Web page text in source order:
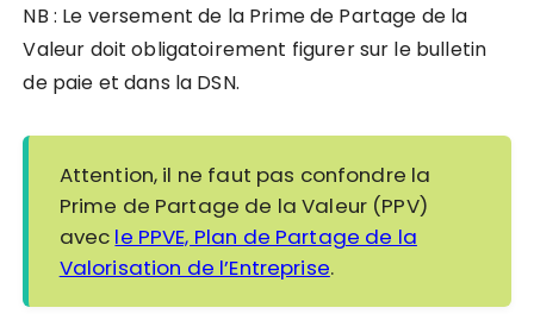
NB : Le versement de la Prime de Partage de la
Valeur doit obligatoirement figurer sur le bulletin
de paie et dans la DSN.
Attention, il ne faut pas confondre la
Prime de Partage de la Valeur (PPV)
avec le PPVE, Plan de Partage de la
Valorisation de l’Entreprise.